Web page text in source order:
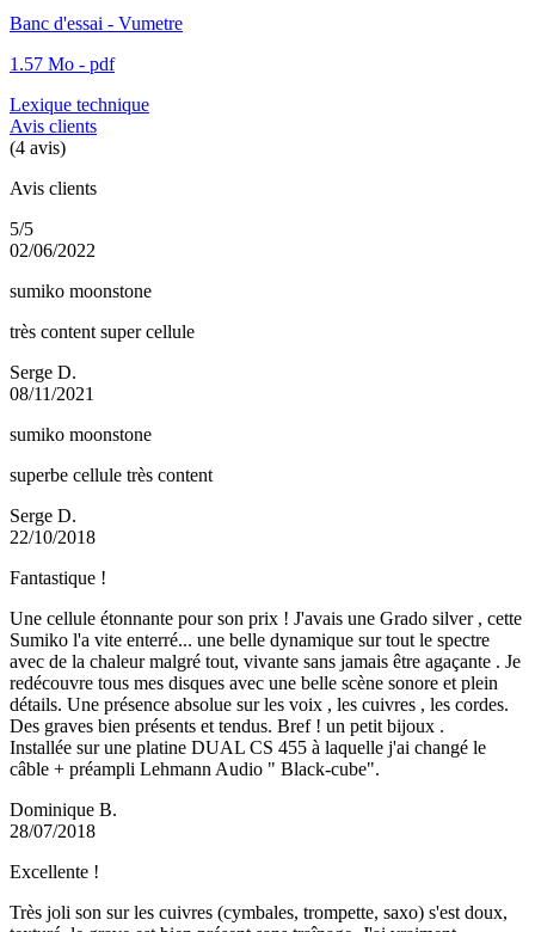
Banc d'essai - Vumetre
1.57 Mo - pdf
Lexique technique
Avis clients
(4 avis)
Avis clients
5/5
02/06/2022
sumiko moonstone
très content super cellule
Serge D.
08/11/2021
sumiko moonstone
superbe cellule très content
Serge D.
22/10/2018
Fantastique !
Une cellule étonnante pour son prix ! J'avais une Grado silver , cette
Sumiko l'a vite enterré... une belle dynamique sur tout le spectre
avec de la chaleur malgré tout, vivante sans jamais être agaçante . Je
redécouvre tous mes disques avec une belle scène sonore et plein
détails. Une présence absolue sur les voix , les cuivres , les cordes.
Des graves bien présents et tendus. Bref ! un petit bijoux .
Installée sur une platine DUAL CS 455 à laquelle j'ai changé le
câble + préampli Lehmann Audio " Black-cube".
Dominique B.
28/07/2018
Excellente !
Très joli son sur les cuivres (cymbales, trompette, saxo) s'est doux,